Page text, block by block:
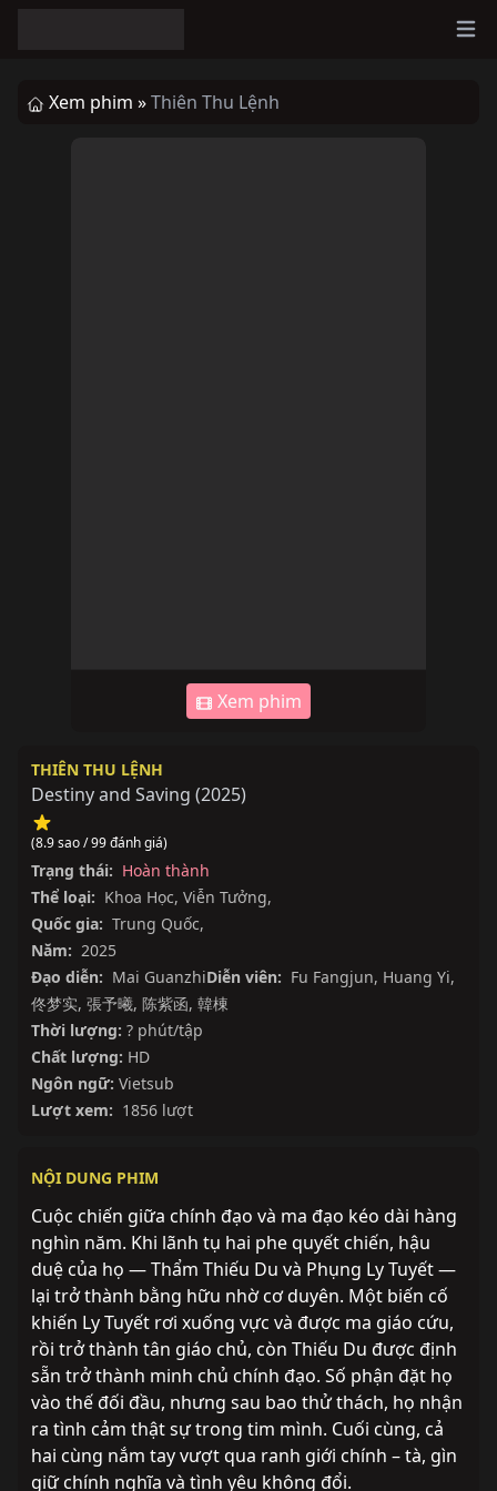
Xem phim »Thiên Thu Lệnh
Xem phim
THIÊN THU LỆNH
Destiny and Saving (2025)
(8.9 sao / 99 đánh giá)
Trạng thái: Hoàn thành
Thể loại: Khoa Học, Viễn Tưởng,
Quốc gia: Trung Quốc,
Năm: 2025
Đạo diễn: Mai GuanzhiDiễn viên: Fu Fangjun, Huang Yi,
佟梦实, 張予曦, 陈紫函, 韓棟
Thời lượng: ? phút/tập
Chất lượng: HD
Ngôn ngữ: Vietsub
Lượt xem: 1856 lượt
NỘI DUNG PHIM
Cuộc chiến giữa chính đạo và ma đạo kéo dài hàng
nghìn năm. Khi lãnh tụ hai phe quyết chiến, hậu
duệ của họ — Thẩm Thiếu Du và Phụng Ly Tuyết —
lại trở thành bằng hữu nhờ cơ duyên. Một biến cố
khiến Ly Tuyết rơi xuống vực và được ma giáo cứu,
rồi trở thành tân giáo chủ, còn Thiếu Du được định
sẵn trở thành minh chủ chính đạo. Số phận đặt họ
vào thế đối đầu, nhưng sau bao thử thách, họ nhận
ra tình cảm thật sự trong tim mình. Cuối cùng, cả
hai cùng nắm tay vượt qua ranh giới chính – tà, gìn
giữ chính nghĩa và tình yêu không đổi.